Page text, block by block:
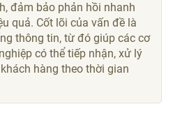
đảm bảo phản hồi nhanh
quả. Cốt lõi của vấn đề là
thông tin, từ đó giúp các cơ
có thể tiếp nhận, xử lý
hàng theo thời gian